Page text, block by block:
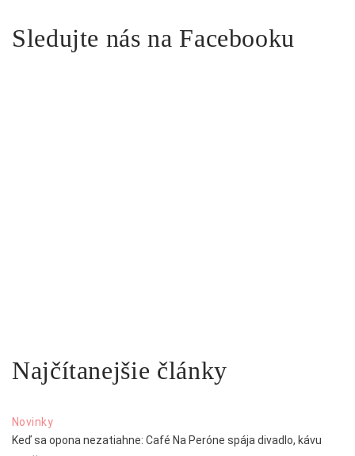
Sledujte nás na Facebooku
Najčítanejšie články
Novinky
Keď sa opona nezatiahne: Café Na Peróne spája divadlo, kávu